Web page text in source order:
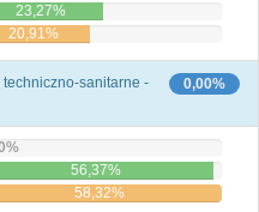
23,27%
20,91%
0,00%
sanitarne -
56,37%
58,32%